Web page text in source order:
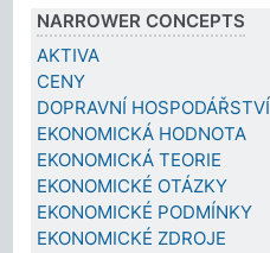
NARROWER CONCEPTS
AKTIVA
CENY
DOPRAVNÍ HOSPODÁŘSTVÍ
EKONOMICKÁ HODNOTA
EKONOMICKÁ TEORIE
EKONOMICKÉ OTÁZKY
EKONOMICKÉ PODMÍNKY
EKONOMICKÉ ZDROJE